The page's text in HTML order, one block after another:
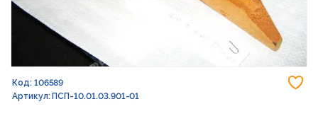
Код: 106589
Артикул: ПСП-10.01.03.901-01